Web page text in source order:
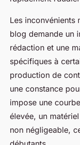
Les inconvénients
blog demande un
rédaction et une
spécifiques à
production de
une constance
impose une
élevée, un
non négligeable,